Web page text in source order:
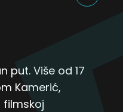
put. Više od 17
Kamerić,
filmskoj